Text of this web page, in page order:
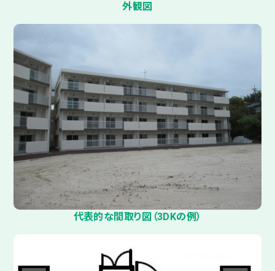
外観図
代表的な間取り図（3DKの例）